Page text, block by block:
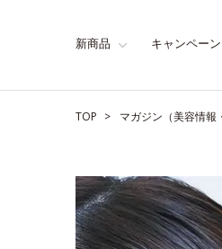
新商品 キャンペーン
TOP マガジン（美容情報